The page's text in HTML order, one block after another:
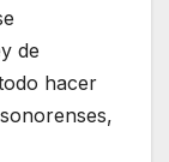
de
hacer